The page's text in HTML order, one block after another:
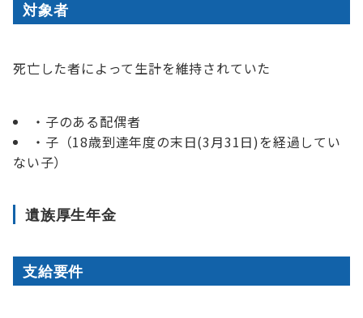
対象者
死亡した者によって生計を維持されていた
・子のある配偶者
・子（18歳到達年度の末日(3月31日)を経過してい
ない子）
遺族厚生年金
支給要件